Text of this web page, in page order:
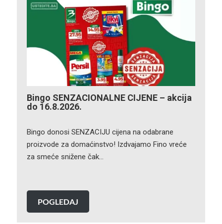
Bingo SENZACIONALNE CIJENE – akcija
do 16.8.2026.
Bingo donosi SENZACIJU cijena na odabrane
proizvode za domaćinstvo! Izdvajamo Fino vreće
za smeće snižene čak…
POGLEDAJ